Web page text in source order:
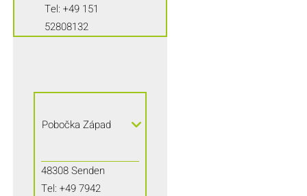
Tel:+49 151
52808132
Pobočka Západ
48308 Senden
Tel: +49 7942